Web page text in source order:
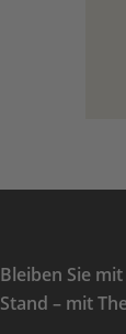
Bleiben Sie
Stand – mit